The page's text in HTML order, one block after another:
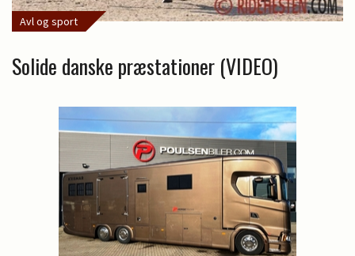
Avl og sport
Solide danske præstationer (VIDEO)